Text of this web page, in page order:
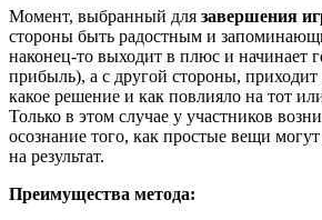
Момент, выбранный для завершения
стороны быть радостным и
наконец-то выходит в плюс и начинает
прибыль), а с другой стороны,
какое решение и как повлияло на тот
Только в этом случае у участников
осознание того, как простые вещи
на результат.
Преимущества метода: